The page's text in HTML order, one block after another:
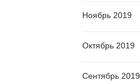
Ноябрь 2019
Октябрь 2019
Сентябрь 2019